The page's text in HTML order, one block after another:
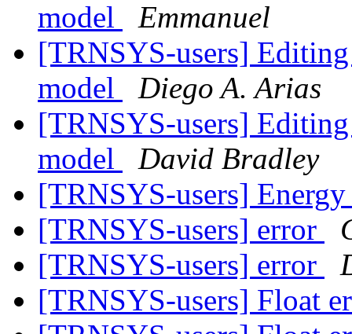
model
Emmanuel
[TRNSYS-users]
model
Diego A. Arias
[TRNSYS-users]
model
David Bradley
[TRNSYS-users]
[TRNSYS-users] error
[TRNSYS-users] error
[TRNSYS-users] Float